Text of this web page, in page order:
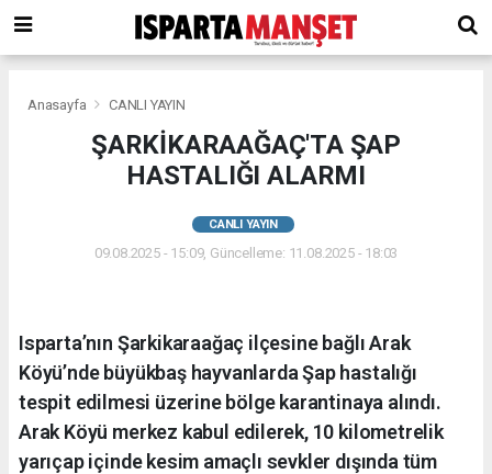
Anasayfa CANLI YAYIN
ŞARKİKARAAĞAÇ'TA ŞAP
HASTALIĞI ALARMI
CANLI YAYIN
09.08.2025 - 15:09, Güncelleme: 11.08.2025 - 18:03
Isparta’nın Şarkikaraağaç ilçesine bağlı Arak
Köyü’nde büyükbaş hayvanlarda Şap hastalığı
tespit edilmesi üzerine bölge karantinaya alındı.
Arak Köyü merkez kabul edilerek, 10 kilometrelik
yarıçap içinde kesim amaçlı sevkler dışında tüm